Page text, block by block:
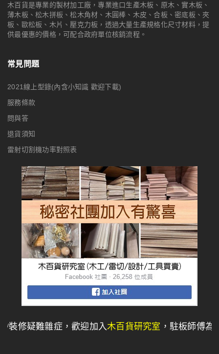
木百貨是專業的製材加工廠，專業進口生產木板、原木、實木板、
薄木板、松木拼板、松木角材、木圓棒、木皮、合板、密底板、夾
板、歐松板、木片、壓克力板，透過大量生產規格化尺寸材料，提
供最優惠的價格，可配合政府單位核銷流程。
常見問題
2021線上型錄(內含小知識 歡迎下載)
服務條款
問與答
退貨須知
雷射切割機功率對照表
雜症，歡迎加入 木百貨研究室，駐板師傅為您解答】